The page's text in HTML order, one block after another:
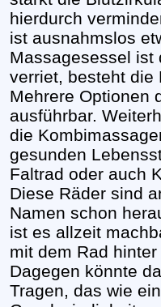
hierdurch
ist ausnahmslos
Massagesessel ist
verriet, besteht die
Mehrere Optionen
ausführbar.
die
gesunden
Faltrad oder auch
Diese Räder sind
Namen schon
ist es allzeit
mit dem Rad
Dagegen könnte
Tragen, das wie